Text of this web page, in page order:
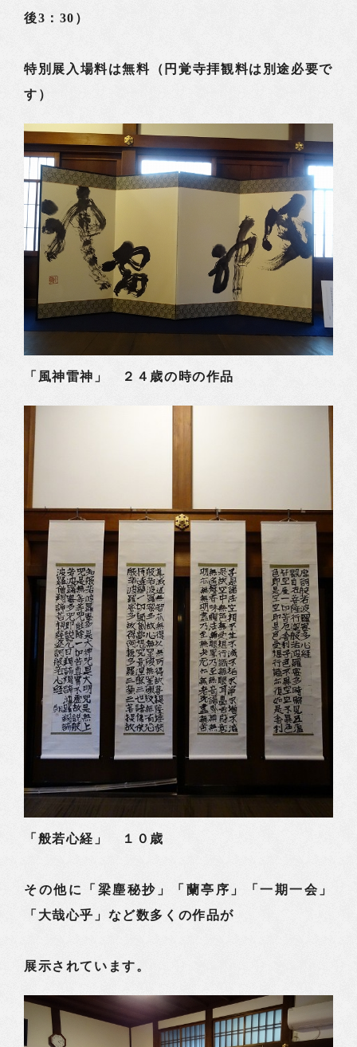
後3：30）
特別展入場料は無料（円覚寺拝観料は別途必要で
す）
「風神雷神」 ２４歳の時の作品
「般若心経」 １０歳
その他に「梁塵秘抄」「蘭亭序」「一期一会」
「大哉心乎」など数多くの作品が
展示されています。